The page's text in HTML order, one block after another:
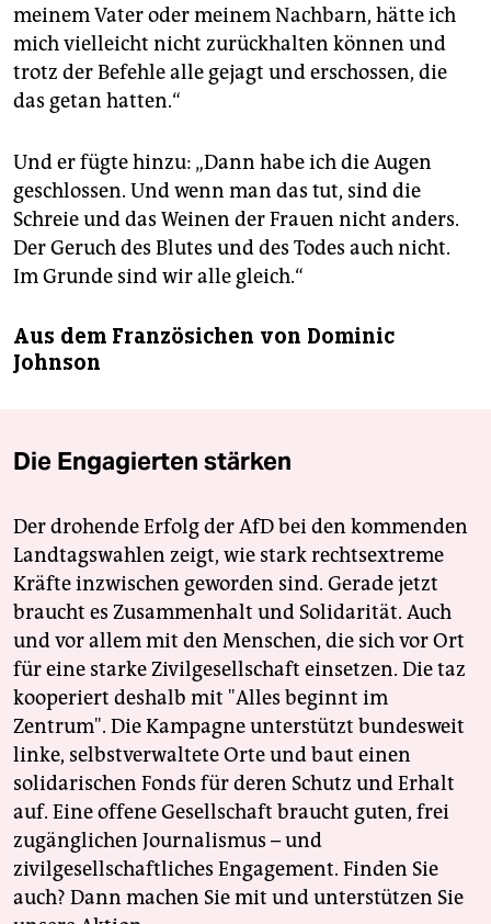
meinem Vater oder meinem Nachbarn, hätte ich
mich vielleicht nicht zurückhalten können und
trotz der Befehle alle gejagt und erschossen, die
das getan hatten.“
Und er fügte hinzu: „Dann habe ich die Augen
geschlossen. Und wenn man das tut, sind die
Schreie und das Weinen der Frauen nicht anders.
Der Geruch des Blutes und des Todes auch nicht.
Im Grunde sind wir alle gleich.“
Aus dem Französichen von Dominic
Johnson
Die Engagierten stärken
Der drohende Erfolg der AfD bei den kommenden
Landtagswahlen zeigt, wie stark rechtsextreme
Kräfte inzwischen geworden sind. Gerade jetzt
braucht es Zusammenhalt und Solidarität. Auch
und vor allem mit den Menschen, die sich vor Ort
für eine starke Zivilgesellschaft einsetzen. Die taz
kooperiert deshalb mit "Alles beginnt im
Zentrum". Die Kampagne unterstützt bundesweit
linke, selbstverwaltete Orte und baut einen
solidarischen Fonds für deren Schutz und Erhalt
auf. Eine offene Gesellschaft braucht guten, frei
zugänglichen Journalismus – und
zivilgesellschaftliches Engagement. Finden Sie
auch? Dann machen Sie mit und unterstützen Sie